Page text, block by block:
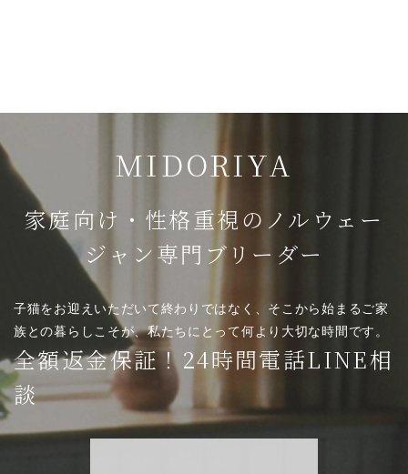
MIDORIYA
家庭向け・性格重視のノルウェー
ジャン専門ブリーダー
子猫をお迎えいただいて終わりではなく、そこから始まるご家
族との暮らしこそが、私たちにとって何より大切な時間です。
全額返金保証！24時間電話LINE相
談